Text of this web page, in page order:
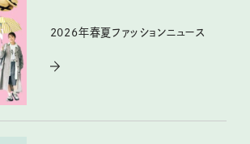
2026年春夏ファッションニュース